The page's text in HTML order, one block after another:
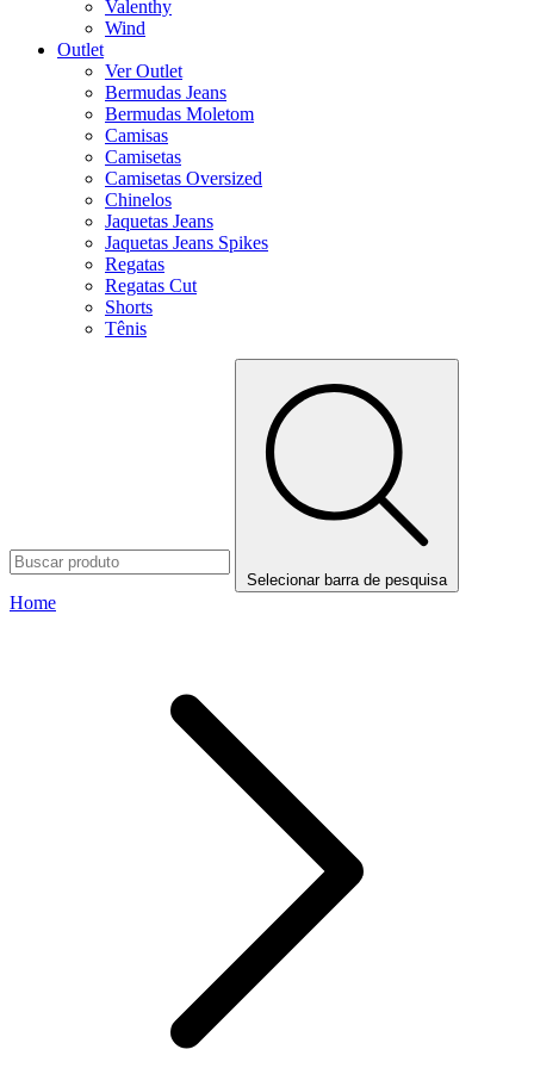
Valenthy
Wind
Outlet
Ver Outlet
Bermudas Jeans
Bermudas Moletom
Camisas
Camisetas
Camisetas Oversized
Chinelos
Jaquetas Jeans
Jaquetas Jeans Spikes
Regatas
Regatas Cut
Shorts
Tênis
Selecionar barra de pesquisa
Home